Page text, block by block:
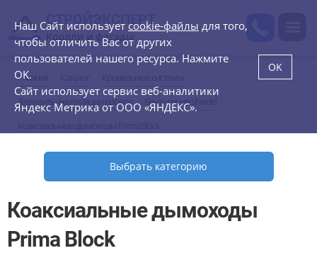
СТРОЙЭКСПЕРТ
Кровли и фасады
Главная
Элементы вентиляции кровли
Вентиляция Shiedel
Выбрать категорию
Коаксиальные дымоходы
Prima Block
Наш Сайт использует cookie-файлы для того,
чтобы отличить Вас от других
пользователей нашего ресурса. Нажмите
OK.
Сайт использует сервис веб-аналитики
Яндекс Метрика от ООО «ЯНДЕКС».
OK